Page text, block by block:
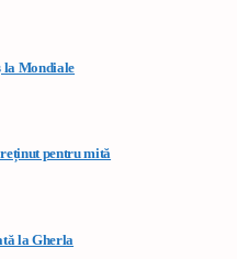
la Mondiale
pentru mită
la Gherla